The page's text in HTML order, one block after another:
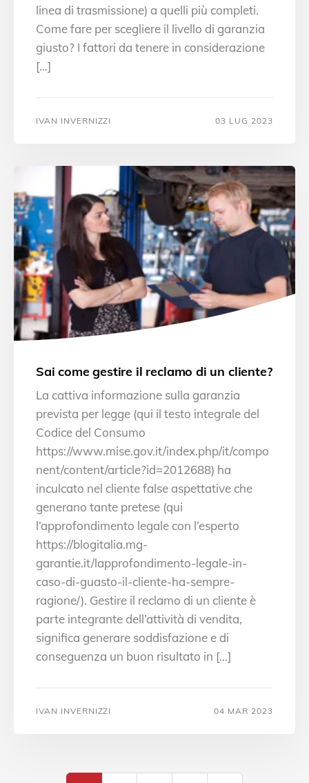
linea di trasmissione) a quelli più completi.
Come fare per scegliere il livello di garanzia
giusto? I fattori da tenere in considerazione
[…]
IVAN INVERNIZZI 03 LUG 2023
Sai come gestire il reclamo di un cliente?
La cattiva informazione sulla garanzia
prevista per legge (qui il testo integrale del
Codice del Consumo
https://www.mise.gov.it/index.php/it/compo
nent/content/article?id=2012688) ha
inculcato nel cliente false aspettative che
generano tante pretese (qui
l’approfondimento legale con l’esperto
https://blogitalia.mg-
garantie.it/lapprofondimento-legale-in-
caso-di-guasto-il-cliente-ha-sempre-
ragione/). Gestire il reclamo di un cliente è
parte integrante dell’attività di vendita,
significa generare soddisfazione e di
conseguenza un buon risultato in […]
IVAN INVERNIZZI 04 MAR 2023